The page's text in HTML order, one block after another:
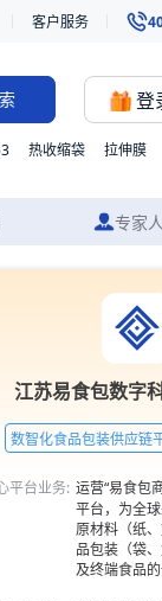
客户服务
登
热收缩袋 拉伸膜
专家
、型号与功能
江苏易食包数字
数智化食品包装供应链
平台业务: 运营“易食包
平台，为全
原材料（纸
品包装（袋
及终端食品